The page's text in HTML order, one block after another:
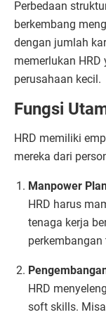
Perbedaan
berkembang
dengan jumlah
memerlukan
perusahaan kecil.
Fungsi
HRD memiliki
mereka dari
Manpower
HRD harus
tenaga kerja
HRD
soft skills.